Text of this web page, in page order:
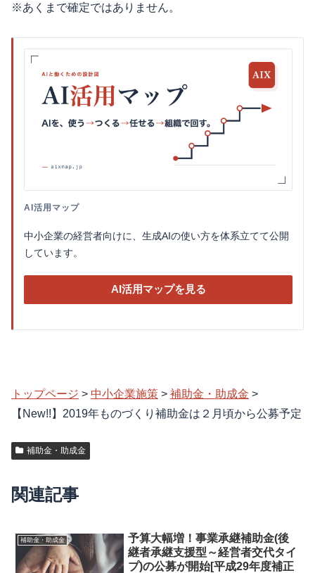
※あくまで確定ではありません。
AI活用マップ
中小企業の経営者向けに、生成AIの使い方を体系立てて公開
しています。
AI活用マップを見る
トップページ > 中小企業施策 > 補助金・助成金 >
【New!!】2019年ものづくり補助金は２月頃から公募予定
補助金・助成金
関連記事
補助金・助成金
予算大幅増！事業承継補助金(後
継者承継支援型～経営者交代タイ
プ)の公募が開始[平成29年度補正